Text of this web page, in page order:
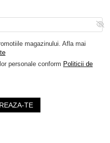
magazinului. Afla mai
personale conform Politicii de
TE